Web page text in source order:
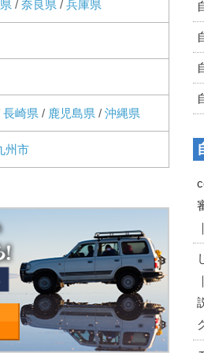
/ 奈良県 / 兵庫県
長崎県 / 鹿児島県 / 沖縄県
州市